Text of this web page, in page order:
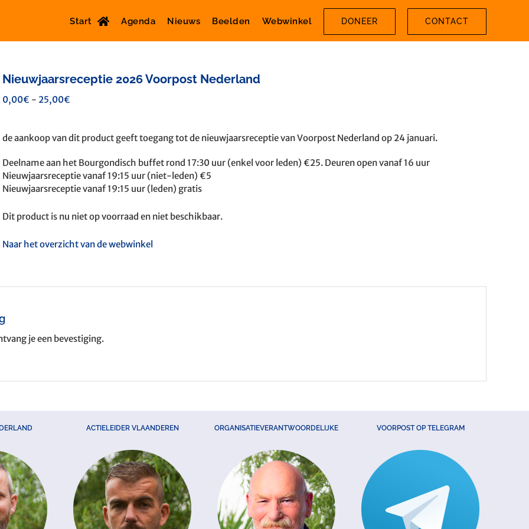
Start Agenda Nieuws Beelden Webwinkel DONEER CONTACT
Nieuwjaarsreceptie 2026 Voorpost Nederland
0,00€ - 25,00€
25,00€
de aankoop van dit product geeft toegang tot de nieuwjaarsreceptie van Voorpost Nederland op 24 januari.
Deelname aan het Bourgondisch buffet rond 17:30 uur (enkel voor leden) €25. Deuren open vanaf 16 uur
Nieuwjaarsreceptie vanaf 19:15 uur (niet-leden) €5
Nieuwjaarsreceptie vanaf 19:15 uur (leden) gratis
Dit product is nu niet op voorraad en niet beschikbaar.
Naar het overzicht van de webwinkel
je een bevestiging.
ACTIELEIDER VLAANDEREN ORGANISATIEVERANTWOORDELIJKE VOORPOST OP TELEGRAM